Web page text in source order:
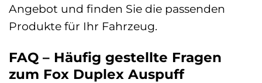
Angebot und finden Sie die passenden
Produkte für Ihr Fahrzeug.
FAQ – Häufig gestellte Fragen
zum Fox Duplex Auspuff